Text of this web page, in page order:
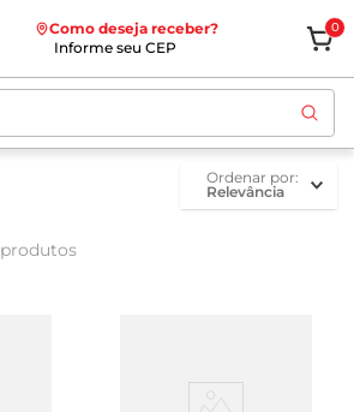
Como deseja receber?
Informe seu CEP
0
ordenar por
Relevância
produtos